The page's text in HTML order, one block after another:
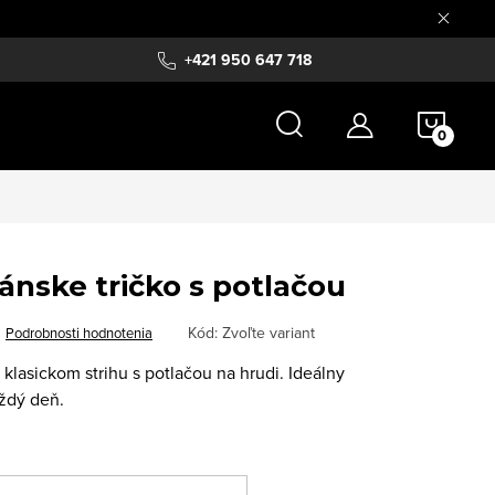
+421 950 647 718
tričko s potlačou
Podrobnosti hodnotenia Kód: Zvoľte variant
strihu s potlačou na hrudi. Ideálny
deň.